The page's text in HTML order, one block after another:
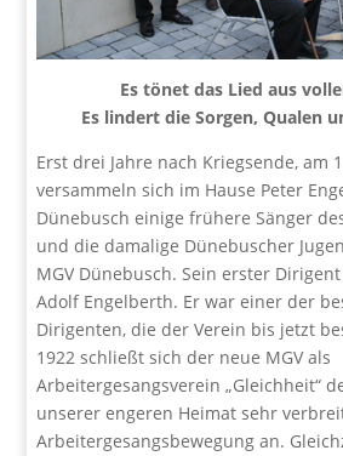
Es tönet das Lied aus
Es lindert die Sorgen, Qualen
Erst drei Jahre nach Kriegsende, am
versammeln sich im Hause Peter
Dünebusch einige frühere Sänger
und die damalige Dünebuscher
MGV Dünebusch. Sein erster
Adolf Engelberth. Er war einer der
Dirigenten, die der Verein bis jetzt
1922 schließt sich der neue MGV als
Arbeitergesangsverein „Gleichheit“
unserer engeren Heimat sehr
Arbeitergesangsbewegung an.